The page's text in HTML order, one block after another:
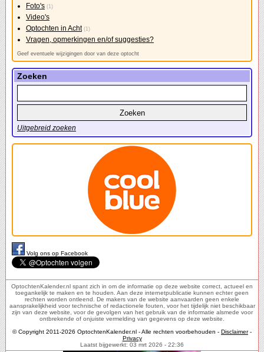
Foto's (1)
Video's
Optochten in Acht (1)
Vragen, opmerkingen en/of suggesties?
Geef eventuele wijzigingen door van deze optocht
Zoeken
Uitgebreid zoeken
Volg ons op Facebook
OptochtenKalender.nl spant zich in om de informatie op deze website correct, actueel en
toegankelijk te maken en te houden. Aan deze internetpublicatie kunnen echter geen
rechten worden ontleend. De makers van de website aanvaarden geen enkele
aansprakelijkheid voor technische of redactionele fouten, voor het tijdelijk niet beschikbaar
zijn van deze website, voor de gevolgen van het gebruik van de informatie alsmede voor
ontbrekende of onjuiste vermelding van gegevens op deze website.
© Copyright 2011-2026 OptochtenKalender.nl - Alle rechten voorbehouden - Disclaimer-
Privacy
Laatst bijgewerkt: 03 mrt 2026 - 22:36